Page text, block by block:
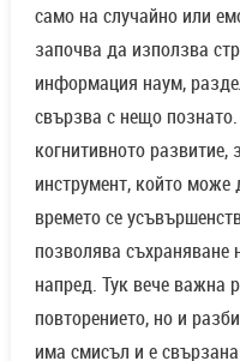
само на случайно или
започва да използва
информация наум,
свързва с нещо
когнитивното
инструмент, който може
времето се
позволява съхраняване
напред. Тук вече важна
повторението, но и
има смисъл и е